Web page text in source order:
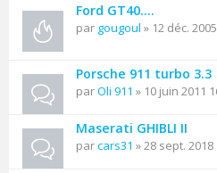
Ford GT40....
par gougoul » 12 déc.
Porsche 911 turbo 3.3
parOli 911 » 10 juin 2011
Maserati GHIBLI II
parcars31 » 28 sept. 2018